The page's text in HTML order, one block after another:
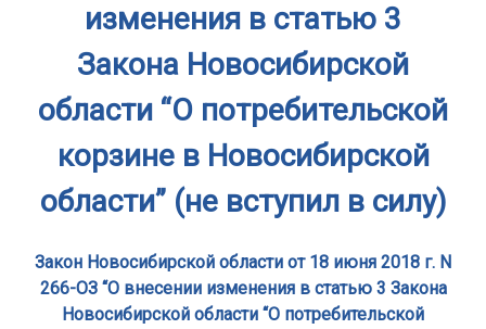
изменения в статью 3
Закона Новосибирской
области “О потребительской
корзине в Новосибирской
области” (не вступил в силу)
Закон Новосибирской области от 18 июня 2018 г. N
266-ОЗ “О внесении изменения в статью 3 Закона
Новосибирской области “О потребительской